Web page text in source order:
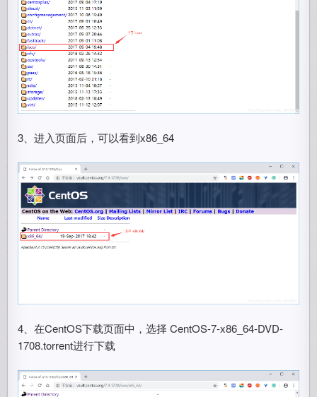
3、进入页面后，可以看到x86_64
4、在CentOS下载页面中，选择 CentOS-7-x86_64-DVD-
1708.torrent进行下载